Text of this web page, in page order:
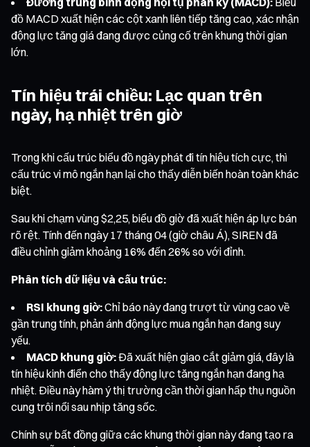
đồ MACD xuất hiện các cột xanh liên tiếp tăng cao, xác nhận
động lực tăng giá đang được củng cố trên khung thời gian
lớn.
Tín hiệu trái chiều: Lạc quan trên
ngày, hạ nhiệt trên giờ
Trong khi cấu trúc biểu đồ ngày phát đi tín hiệu tích cực, thì
cấu trúc vi mô ngắn hạn lại cho thấy diễn biến hoàn toàn khác
biệt.
Sau khi chạm vùng $2,25, biểu đồ giờ đã xuất hiện áp lực bán
rõ rệt. Tính đến ngày 17 tháng 04 (giờ châu Á), SIREN đã
điều chỉnh giảm khoảng 16% đến 26% so với đỉnh.
Phân tích dữ liệu và cấu trúc:
RSI khung giờ:Chỉ báo này đang trượt từ vùng cao về
gần trung tính, phản ánh động lực mua ngắn hạn đang suy
yếu.
MACD khung giờ:Đã xuất hiện giao cắt giảm giá, đây là
tín hiệu kinh điển cho thấy động lực tăng ngắn hạn đang hạ
nhiệt. Điều này hàm ý thị trường cần thời gian hấp thụ nguồn
cung trôi nổi sau nhịp tăng sốc.
Chính sự bất đồng giữa các khung thời gian này đang tạo ra